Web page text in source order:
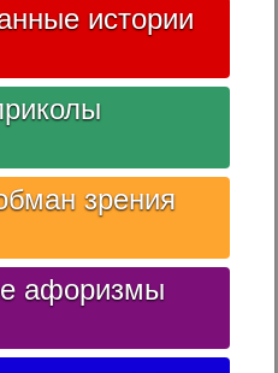
истории
зрения
афоризмы